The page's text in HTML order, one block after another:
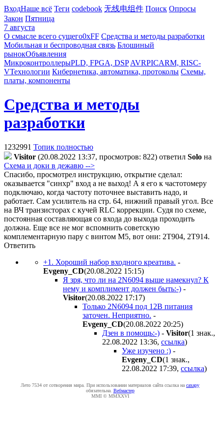
ВходНаше всё Теги codebook 无线电组件 Поиск Опросы
Закон Пятница
7 августа
О смысле всего сущего0xFF Средства и методы разработки
Мобильная и беспроводная связь Блошиный
рынокОбъявления
МикроконтроллерыPLD, FPGA, DSP AVRPICARM, RISC-
VТехнологии Кибернетика, автоматика, протоколы Схемы,
платы, компоненты
Средства и методы
разработки
1232991 Топик полностью
Visitor (20.08.2022 13:37, просмотров: 822) ответил Solo на
Схема и доки в дежавю -->
Спасибо, просмотрел инструкцию, открытие сделал:
оказывается "синхр" вход а не выход! А я его к частотомеру
подключаю, когда частоту поточнее выставить надо, и
работает. Сам усилитель на стр. 64, нижний правый угол. Все
на ВЧ транзисторах с кучей RLC коррекции. Судя по схеме,
постоянная составляющая со входа до выхода проходить
должна. Еще все не мог вспомнить советскую
комплементарную пару с винтом М5, вот они: 2Т904, 2Т914.
Ответить
+1. Хороший набор входного креатива. -
Evgeny_CD(20.08.2022 15:15)
Я зря, что ли на 2N6094 выше намекнул? К
нему и комплимент должен быть:-) -
Visitor(20.08.2022 17:17)
Только 2N6094 под 12В питания
заточен. Неприятно. -
Evgeny_CD(20.08.2022 20:25)
Дзен в помощь:-) - Visitor(1 знак.,
22.08.2022 13:36, ссылка)
Уже изучено :) -
Evgeny_CD(1 знак.,
22.08.2022 17:39, ссылка)
Лето 7534 от сотворения мира. При использовании материалов сайта ссылка на caxapу
обязательна. Вебмастер
MMI © MMXXVI